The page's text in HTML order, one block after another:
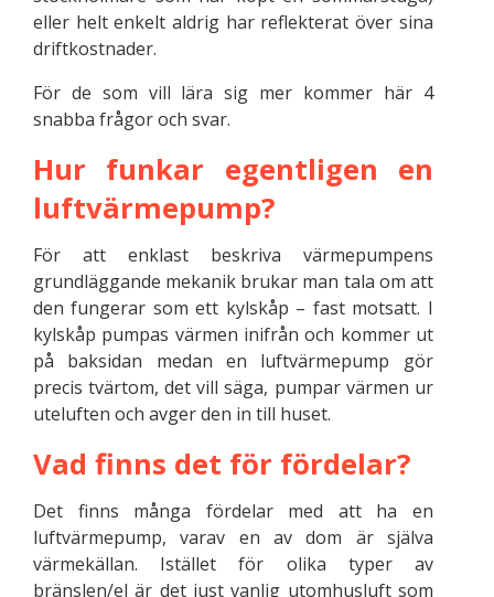
eller helt enkelt aldrig har reflekterat över sina
driftkostnader.
För de som vill lära sig mer kommer här 4
snabba frågor och svar.
Hur funkar egentligen en
luftvärmepump?
För att enklast beskriva värmepumpens
grundläggande mekanik brukar man tala om att
den fungerar som ett kylskåp – fast motsatt. I
kylskåp pumpas värmen inifrån och kommer ut
på baksidan medan en luftvärmepump gör
precis tvärtom, det vill säga, pumpar värmen ur
uteluften och avger den in till huset.
Vad finns det för fördelar?
Det finns många fördelar med att ha en
luftvärmepump, varav en av dom är själva
värmekällan. Istället för olika typer av
bränslen/el är det just vanlig utomhusluft som